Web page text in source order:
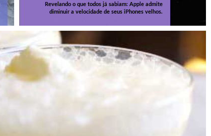
Revelando o que todos já sabiam: Apple admite
diminuir a velocidade de seus iPhones velhos.